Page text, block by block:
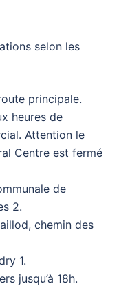
selon les
principale.
heures de
Attention le
Centre est fermé
de
2.
chemin des
1.
jusqu’à 18h.